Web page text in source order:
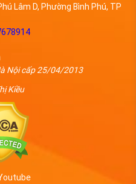
Lâm D, Phường Bình Phú, TP
Nội cấp 25/04/2013
Kiều